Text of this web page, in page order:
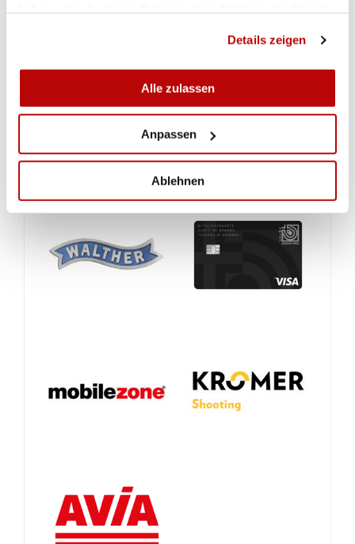
Details zeigen
Alle zulassen
Anpassen
Ablehnen